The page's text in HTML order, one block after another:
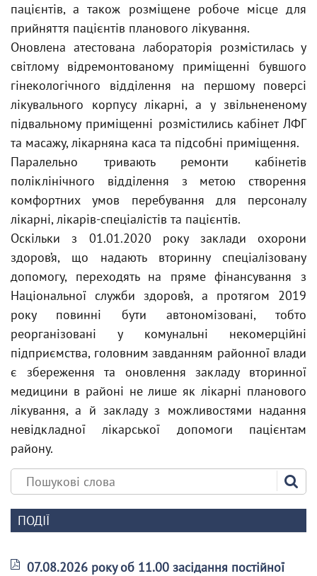
пацієнтів, а також розміщене робоче місце для
прийняття пацієнтів планового лікування.
Оновлена атестована лабораторія розмістилась у
світлому відремонтованому приміщенні бувшого
гінекологічного відділення на першому поверсі
лікувального корпусу лікарні, а у звільнененому
підвальному приміщенні розмістились кабінет ЛФГ
та масажу, лікарняна каса та підсобні приміщення.
Паралельно тривають ремонти кабінетів
поліклінічного відділення з метою створення
комфортних умов перебування для персоналу
лікарні, лікарів-спеціалістів та пацієнтів.
Оскільки з 01.01.2020 року заклади охорони
здоров’я, що надають вторинну спеціалізовану
допомогу, переходять на пряме фінансування з
Національної служби здоров’я, а протягом 2019
року повинні бути автономізовані, тобто
реорганізовані у комунальні некомерційні
підприємства, головним завданням районної влади
є збереження та оновлення закладу вторинної
медицини в районі не лише як лікарні планового
лікування, а й закладу з можливостями надання
невідкладної лікарської допомоги пацієнтам
району.
ПОДІЇ
07.08.2026 року об 11.00 засідання постійної